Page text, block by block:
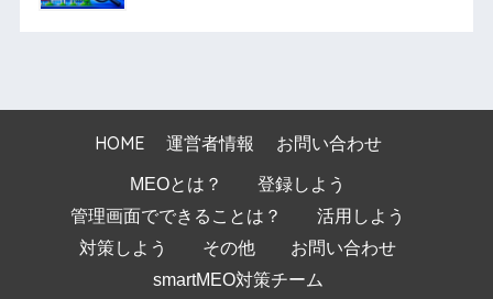
HOME 運営者情報 お問い合わせ
MEOとは？
登録しよう
管理画面でできることは？
活用しよう
対策しよう
その他
お問い合わせ
smartMEO対策チーム